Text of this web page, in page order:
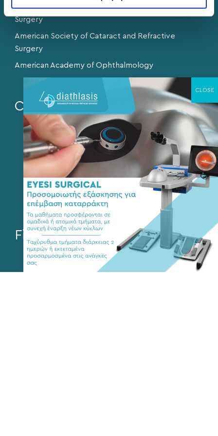
European Society of Cataract and Refractive
Surgery
American Society of Cataract and Refractive
Surgery
American Academy of Ophthalmology
Contact
26th Oktovriou St., 43 - Thessaloniki
+302310566423
+302310502901
info@eyediathlasis.gr
Find us on social media